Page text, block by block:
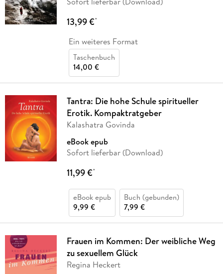
13,99 €*
Ein weiteres Format
Taschenbuch
14,00 €
Tantra: Die hohe Schule spiritueller
Erotik. Kompaktratgeber
Kalashatra Govinda
eBook epub
Sofort lieferbar (Download)
11,99 €*
eBook epub
9,99 €
Buch (gebunden)
7,99 €
Frauen im Kommen: Der weibliche Weg
zu sexuellem Glück
Regina Heckert